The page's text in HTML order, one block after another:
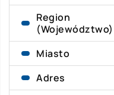
Region
(Województwo)
Miasto
Adres